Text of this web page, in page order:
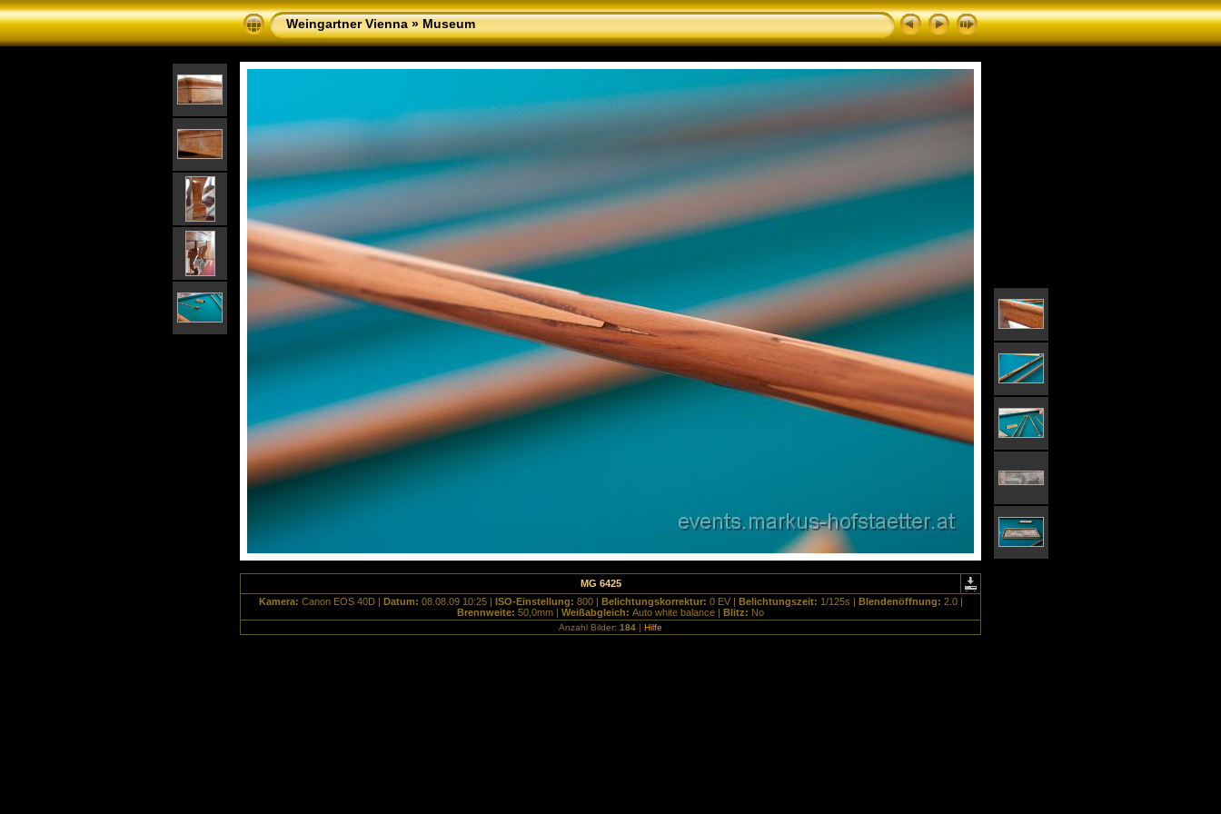
Weingartner Vienna»Museum
MG 6425
Kamera: Canon EOS 40D | Datum: 08.08.09 10:25 | ISO-Einstellung: 800 | Belichtungskorrektur: 0 EV | Belichtungszeit: 1/125s | Blendenöffnung: 2.0 |
Brennweite: 50,0mm | Weißabgleich: Auto white balance | Blitz: No
Anzahl Bilder: 184 | Hilfe